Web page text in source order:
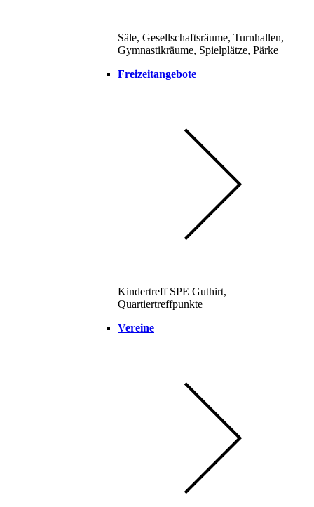
Säle, Gesellschaftsräume, Turnhallen,
Gymnastikräume, Spielplätze, Pärke
Freizeitangebote
Kindertreff SPE Guthirt,
Quartiertreffpunkte
Vereine